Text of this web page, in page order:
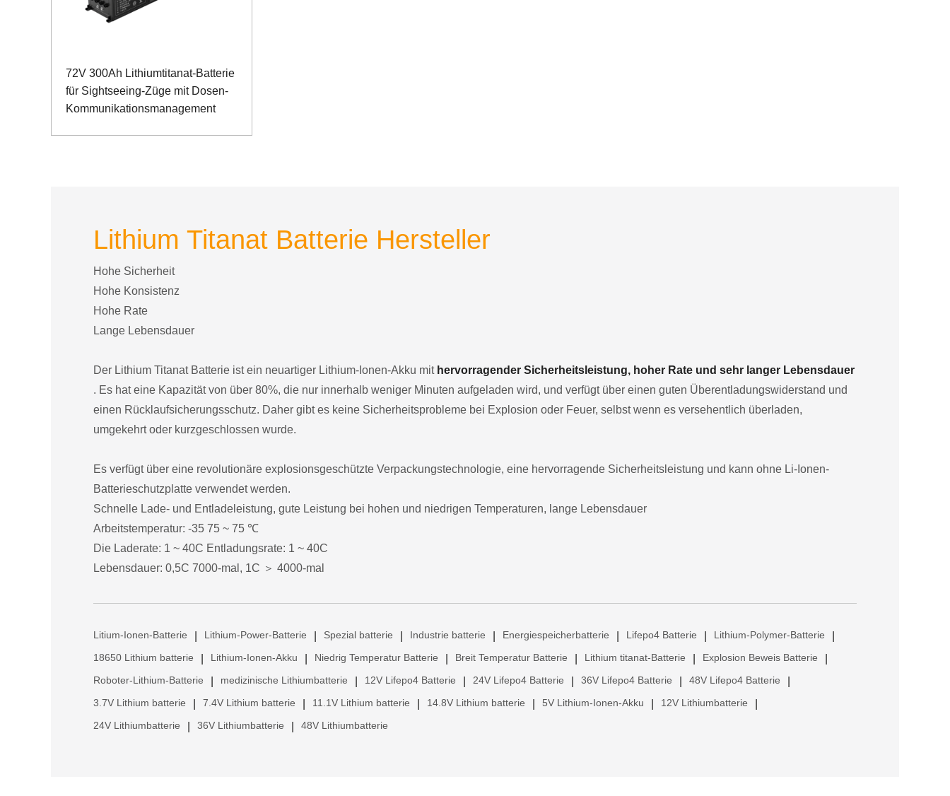
72V 300Ah Lithiumtitanat-Batterie
für Sightseeing-Züge mit Dosen-
Kommunikationsmanagement
Lithium Titanat Batterie Hersteller
Hohe Sicherheit
Hohe Konsistenz
Hohe Rate
Lange Lebensdauer
Der Lithium Titanat Batterie ist ein neuartiger Lithium-Ionen-Akku mit hervorragender Sicherheitsleistung, hoher Rate und sehr langer Lebensdauer
. Es hat eine Kapazität von über 80%, die nur innerhalb weniger Minuten aufgeladen wird, und verfügt über einen guten Überentladungswiderstand und
einen Rücklaufsicherungsschutz. Daher gibt es keine Sicherheitsprobleme bei Explosion oder Feuer, selbst wenn es versehentlich überladen,
umgekehrt oder kurzgeschlossen wurde.
Es verfügt über eine revolutionäre explosionsgeschützte Verpackungstechnologie, eine hervorragende Sicherheitsleistung und kann ohne Li-Ionen-
Batterieschutzplatte verwendet werden.
Schnelle Lade- und Entladeleistung, gute Leistung bei hohen und niedrigen Temperaturen, lange Lebensdauer
Arbeitstemperatur: -35 75 ~ 75 ℃
Die Laderate: 1 ~ 40C Entladungsrate: 1 ~ 40C
Lebensdauer: 0,5C 7000-mal, 1C ＞ 4000-mal
Litium-Ionen-Batterie Lithium-Power-Batterie Spezial batterie Industrie batterie Energiespeicherbatterie Lifepo4 Batterie Lithium-Polymer-Batterie
18650 Lithium batterie Lithium-Ionen-Akku Niedrig Temperatur Batterie Breit Temperatur Batterie Lithium titanat-Batterie Explosion Beweis Batterie
Roboter-Lithium-Batterie medizinische Lithiumbatterie 12V Lifepo4 Batterie 24V Lifepo4 Batterie 36V Lifepo4 Batterie 48V Lifepo4 Batterie
3.7V Lithium batterie 7.4V Lithium batterie 11.1V Lithium batterie 14.8V Lithium batterie 5V Lithium-Ionen-Akku 12V Lithiumbatterie
24V Lithiumbatterie 36V Lithiumbatterie 48V Lithiumbatterie